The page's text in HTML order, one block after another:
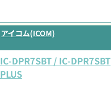
アイコム(ICOM)
IC-DPR7SBT / IC-DPR7SBT
PLUS